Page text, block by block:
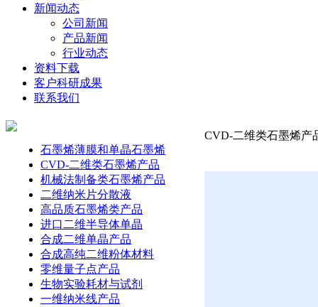
新闻动态
公司新闻
产品新闻
行业动态
资料下载
客户科研成果
联系我们
石墨烯薄膜和单晶石墨烯
CVD-二维类石墨烯产品
机械法制备类石墨烯产品
二维纳米片分散液
高品质石墨烯类产品
进口二维半导体单晶
合成二维单晶产品
合成高纯二维粉体材料
零维量子点产品
生物实验耗材与试剂
一维纳米线产品
CVD-二维类石墨烯产